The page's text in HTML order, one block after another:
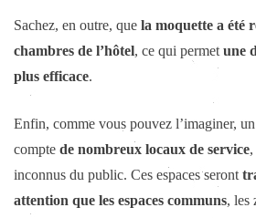
Sachez, en outre, que la moquette a été
chambres de l’hôtel, ce qui permet une
plus efficace.
Enfin, comme vous pouvez l’imaginer,
compte de nombreux locaux de service
inconnus du public. Ces espaces seront
attention que les espaces communs, les